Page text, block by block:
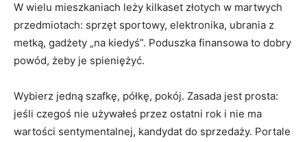
W wielu mieszkaniach leży kilkaset złotych w martwych
przedmiotach: sprzęt sportowy, elektronika, ubrania z
metką, gadżety „na kiedyś”. Poduszka finansowa to dobry
powód, żeby je spieniężyć.
Wybierz jedną szafkę, półkę, pokój. Zasada jest prosta:
jeśli czegoś nie używałeś przez ostatni rok i nie ma
wartości sentymentalnej, kandydat do sprzedaży. Portale